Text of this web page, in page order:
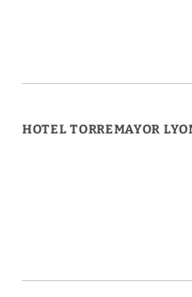
HOTEL TORREMAYOR